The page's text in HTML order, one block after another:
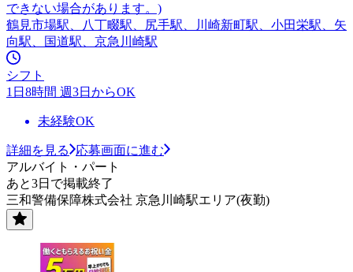
できない場合があります。)
鶴見市場駅、八丁畷駅、尻手駅、川崎新町駅、小田栄駅、矢
向駅、国道駅、京急川崎駅
シフト
1日8時間 週3日からOK
未経験OK
詳細を見る
応募画面に進む
アルバイト・パート
あと3日で掲載終了
三和警備保障株式会社 京急川崎駅エリア(夜勤)